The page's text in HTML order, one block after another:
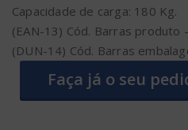
Capacidade de carga: 180 Kg.
(EAN-13) Cód. Barras produto
(DUN-14) Cód. Barras
Faça já o seu